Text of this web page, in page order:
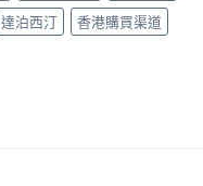
達泊西汀 香港購買渠道